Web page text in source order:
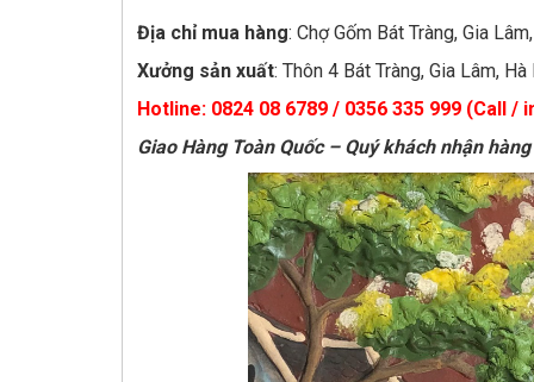
Địa chỉ mua hàng: Chợ Gốm Bát Tràng, Gia
Xưởng sản xuất: Thôn 4 Bát Tràng, Gia Lâm, Hà
Hotline: 0824 08 6789 / 0356 335 999 (Call /
Giao Hàng Toàn Quốc – Quý khách nhận